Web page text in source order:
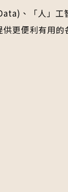
、「人」
更便利有用